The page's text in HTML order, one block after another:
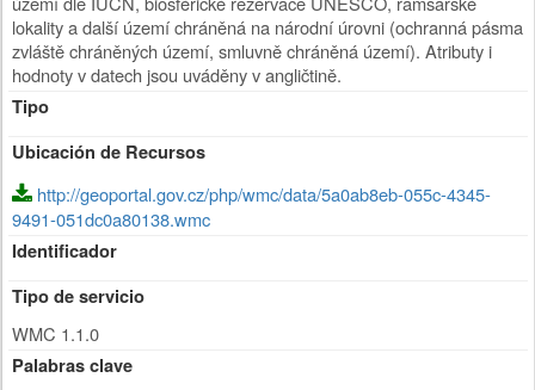
lokality a další území chráněná na národní úrovni (ochranná pásma
zvláště chráněných území, smluvně chráněná území). Atributy i
hodnoty v datech jsou uváděny v angličtině.
Tipo
Ubicación de Recursos
http://geoportal.gov.cz/php/wmc/data/5a0ab8eb-055c-4345-
9491-051dc0a80138.wmc
Identificador
Tipo de servicio
WMC 1.1.0
Palabras clave